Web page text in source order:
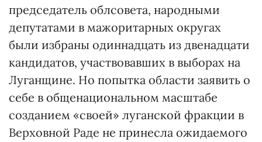
председатель облсовета, народными
депутатами в мажоритарных округах
были избраны одиннадцать из двенадцати
кандидатов, участвовавших в выборах на
Луганщине. Но попытка области заявить о
себе в общенациональном масштабе
созданием «своей» луганской фракции в
Верховной Раде не принесла ожидаемого